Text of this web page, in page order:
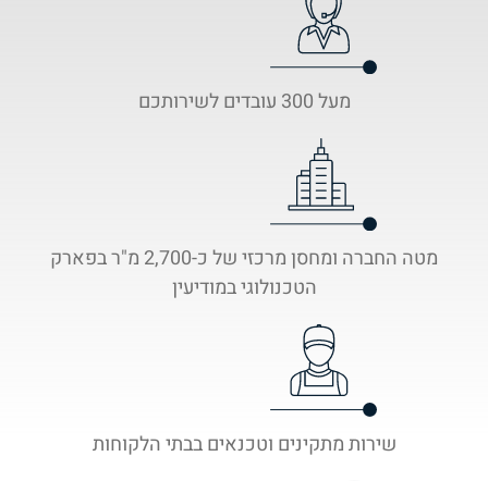
מעל 300 עובדים לשירותכם
מטה החברה ומחסן מרכזי של כ-2,700 מ"ר בפארק
הטכנולוגי במודיעין
שירות מתקינים וטכנאים בבתי הלקוחות